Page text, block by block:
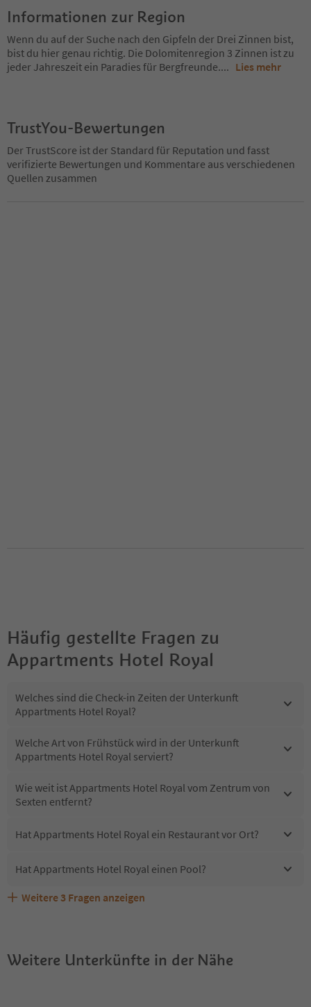
Informationen zur Region
Wenn du auf der Suche nach den Gipfeln der Drei Zinnen bist,
bist du hier genau richtig. Die Dolomitenregion 3 Zinnen ist zu
jeder Jahreszeit ein Paradies für Bergfreunde.... Lies mehr
TrustYou-Bewertungen
Der TrustScore ist der Standard für Reputation und fasst
verifizierte Bewertungen und Kommentare aus verschiedenen
Quellen zusammen
Häufig gestellte Fragen zu
Appartments Hotel Royal
Welches sind die Check-in Zeiten der Unterkunft
Appartments Hotel Royal?
Welche Art von Frühstück wird in der Unterkunft
Appartments Hotel Royal serviert?
Wie weit ist Appartments Hotel Royal vom Zentrum von
Sexten entfernt?
Hat Appartments Hotel Royal ein Restaurant vor Ort?
Hat Appartments Hotel Royal einen Pool?
Sind Haustiere in der Unterkunft Appartments Hotel
Welche Services bietet Appartments Hotel Royal?
Erhalten die Gäste von Appartments Hotel Royal einen
Weitere 3 Fragen anzeigen
Weitere Unterkünfte in der Nähe